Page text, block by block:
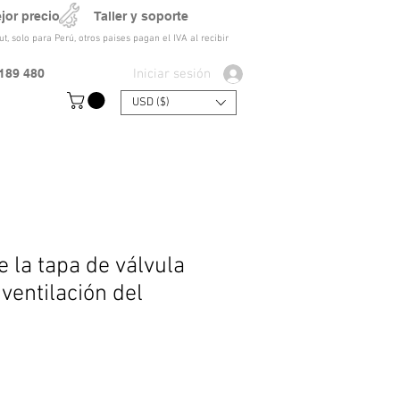
solo para Perú, otros paises pagan el IVA al recibir
Iniciar sesión
480
USD ($)
precio Taller y soporte
la tapa de válvula
del